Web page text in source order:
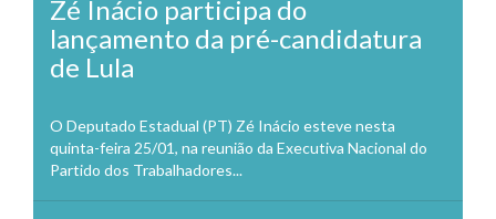
Zé Inácio participa do
lançamento da pré-candidatura
de Lula
O Deputado Estadual (PT) Zé Inácio esteve nesta
quinta-feira 25/01, na reunião da Executiva Nacional do
Partido dos Trabalhadores...